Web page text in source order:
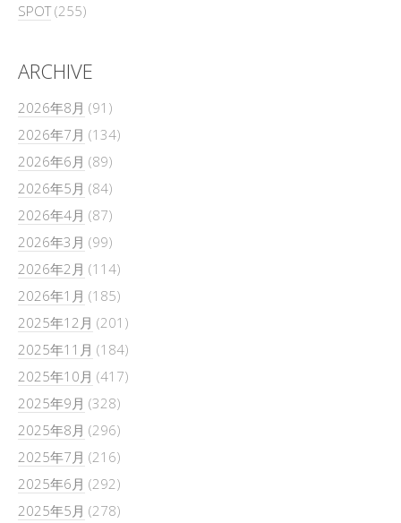
SPOT(255)
ARCHIVE
2026年8月 (91)
2026年7月 (134)
2026年6月 (89)
2026年5月 (84)
2026年4月 (87)
2026年3月 (99)
2026年2月 (114)
2026年1月 (185)
2025年12月 (201)
2025年11月 (184)
2025年10月 (417)
2025年9月 (328)
2025年8月 (296)
2025年7月 (216)
2025年6月 (292)
2025年5月 (278)